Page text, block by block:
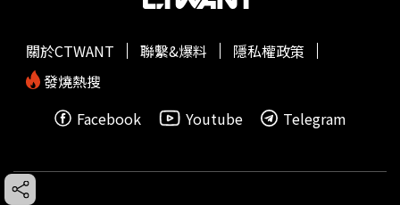
關於CTWANT 聯繫&爆料
隱私權政策
發燒熱搜
Facebook
Youtube Telegram